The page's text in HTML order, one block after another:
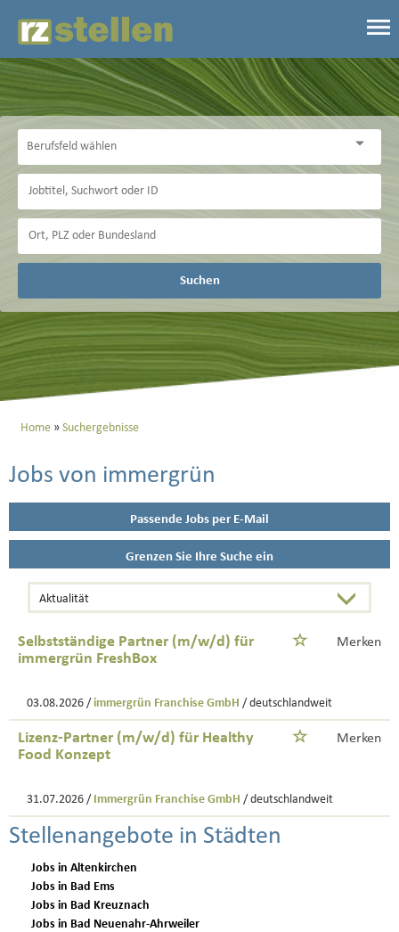
Suchen
Home Suchergebnisse
Jobs von immergrün
Passende Jobs per E-Mail
Grenzen Sie Ihre Suche ein
Selbstständige Partner (m/w/d) für
immergrün FreshBox
Merken
03.08.2026 / immergrün Franchise GmbH / deutschlandweit
Lizenz-Partner (m/w/d) für Healthy
Food Konzept
Merken
31.07.2026 / Immergrün Franchise GmbH / deutschlandweit
Stellenangebote in Städten
Jobs in Altenkirchen
Jobs in Bad Ems
Jobs in Bad Kreuznach
Jobs in Bad Neuenahr-Ahrweiler